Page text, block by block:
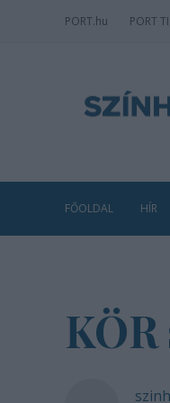
PORT.hu PORT
FŐOLDAL HÍR